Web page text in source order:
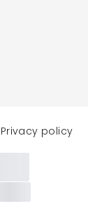
Privacy policy